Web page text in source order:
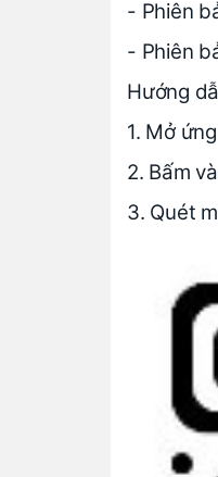
- Phiên
- Phiên
Hướng
1. Mở
2. Bấm
3. Quét